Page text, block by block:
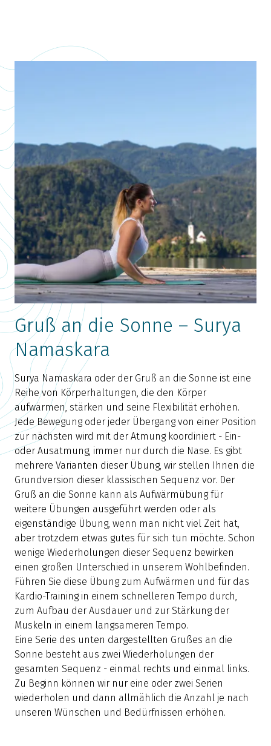
Gruß an die Sonne – Surya
Namaskara
Surya Namaskara oder der Gruß an die Sonne ist eine
Reihe von Körperhaltungen, die den Körper
aufwärmen, stärken und seine Flexibilität erhöhen.
Jede Bewegung oder jeder Übergang von einer Position
zur nächsten wird mit der Atmung koordiniert - Ein-
oder Ausatmung, immer nur durch die Nase. Es gibt
mehrere Varianten dieser Übung, wir stellen Ihnen die
Grundversion dieser klassischen Sequenz vor. Der
Gruß an die Sonne kann als Aufwärmübung für
weitere Übungen ausgeführt werden oder als
eigenständige Übung, wenn man nicht viel Zeit hat,
aber trotzdem etwas gutes für sich tun möchte. Schon
wenige Wiederholungen dieser Sequenz bewirken
einen großen Unterschied in unserem Wohlbefinden.
Führen Sie diese Übung zum Aufwärmen und für das
Kardio-Training in einem schnelleren Tempo durch,
zum Aufbau der Ausdauer und zur Stärkung der
Muskeln in einem langsameren Tempo.
Eine Serie des unten dargestellten Grußes an die
Sonne besteht aus zwei Wiederholungen der
gesamten Sequenz - einmal rechts und einmal links.
Zu Beginn können wir nur eine oder zwei Serien
wiederholen und dann allmählich die Anzahl je nach
unseren Wünschen und Bedürfnissen erhöhen.